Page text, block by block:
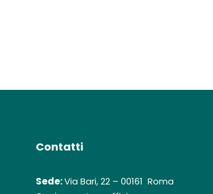
Contatti
Sede:Via Bari, 22 – 00161 Roma